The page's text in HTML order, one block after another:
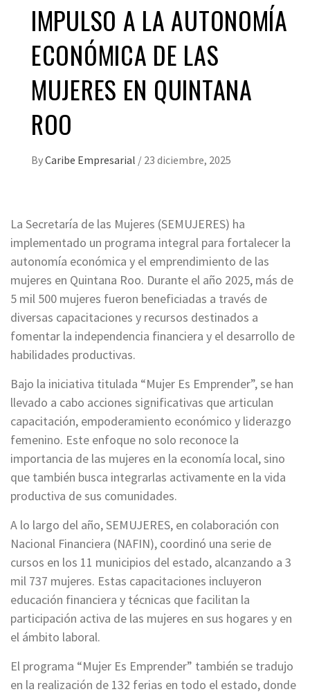
IMPULSO A LA AUTONOMÍA
ECONÓMICA DE LAS
MUJERES EN QUINTANA
ROO
ByCaribe Empresarial / 23 diciembre, 2025
La Secretaría de las Mujeres (SEMUJERES) ha
implementado un programa integral para fortalecer la
autonomía económica y el emprendimiento de las
mujeres en Quintana Roo. Durante el año 2025, más de
5 mil 500 mujeres fueron beneficiadas a través de
diversas capacitaciones y recursos destinados a
fomentar la independencia financiera y el desarrollo de
habilidades productivas.
Bajo la iniciativa titulada “Mujer Es Emprender”, se han
llevado a cabo acciones significativas que articulan
capacitación, empoderamiento económico y liderazgo
femenino. Este enfoque no solo reconoce la
importancia de las mujeres en la economía local, sino
que también busca integrarlas activamente en la vida
productiva de sus comunidades.
A lo largo del año, SEMUJERES, en colaboración con
Nacional Financiera (NAFIN), coordinó una serie de
cursos en los 11 municipios del estado, alcanzando a 3
mil 737 mujeres. Estas capacitaciones incluyeron
educación financiera y técnicas que facilitan la
participación activa de las mujeres en sus hogares y en
el ámbito laboral.
El programa “Mujer Es Emprender” también se tradujo
en la realización de 132 ferias en todo el estado, donde